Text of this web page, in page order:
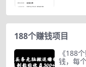
188个赚钱项目
《188
钱，每